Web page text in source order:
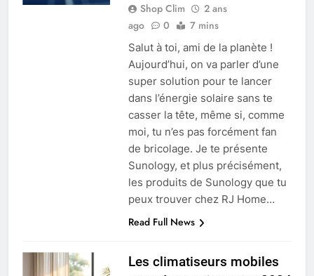
Shop Clim
2 ans
ago
0 7 mins
Salut à toi, ami de la planète !
Aujourd’hui, on va parler d’une
super solution pour te lancer
dans l’énergie solaire sans te
casser la tête, même si, comme
moi, tu n’es pas forcément fan
de bricolage. Je te présente
Sunology, et plus précisément,
les produits de Sunology que tu
peux trouver chez RJ Home…
Read Full News
Les climatiseurs mobiles